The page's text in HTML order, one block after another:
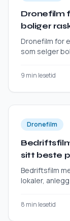
Dronefilm
boliger
Dronefilm for
som selger
tiltrekke flere
9 min lesetid
Dronefilm
sitt beste
Bedriftsfilm
lokaler,
8 min lesetid